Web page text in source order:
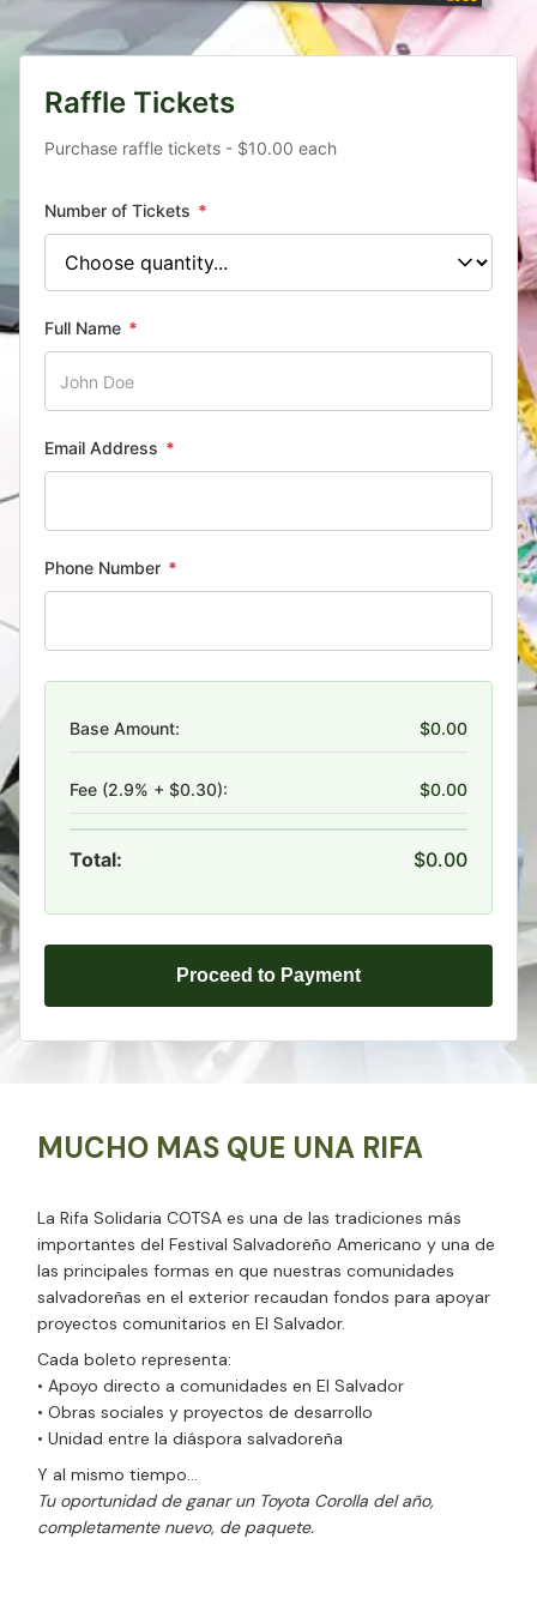
Raffle Tickets
Purchase raffle tickets - $10.00 each
Number of Tickets *
Full Name *
Email Address *
Phone Number *
Base Amount: $0.00
Fee (2.9% + $0.30): $0.00
Total: $0.00
Proceed to Payment
MUCHO MAS QUE UNA RIFA
La Rifa Solidaria COTSA es una de las tradiciones más
importantes del Festival Salvadoreño Americano y una de
las principales formas en que nuestras comunidades
salvadoreñas en el exterior recaudan fondos para apoyar
proyectos comunitarios en El Salvador.
Cada boleto representa:
• Apoyo directo a comunidades en El Salvador
• Obras sociales y proyectos de desarrollo
• Unidad entre la diáspora salvadoreña
Y al mismo tiempo…
Tu oportunidad de ganar un Toyota Corolla del año,
completamente nuevo, de paquete.